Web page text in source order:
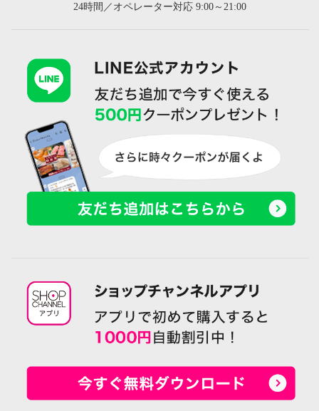
24時間／オペレーター対応 9:00～21:00